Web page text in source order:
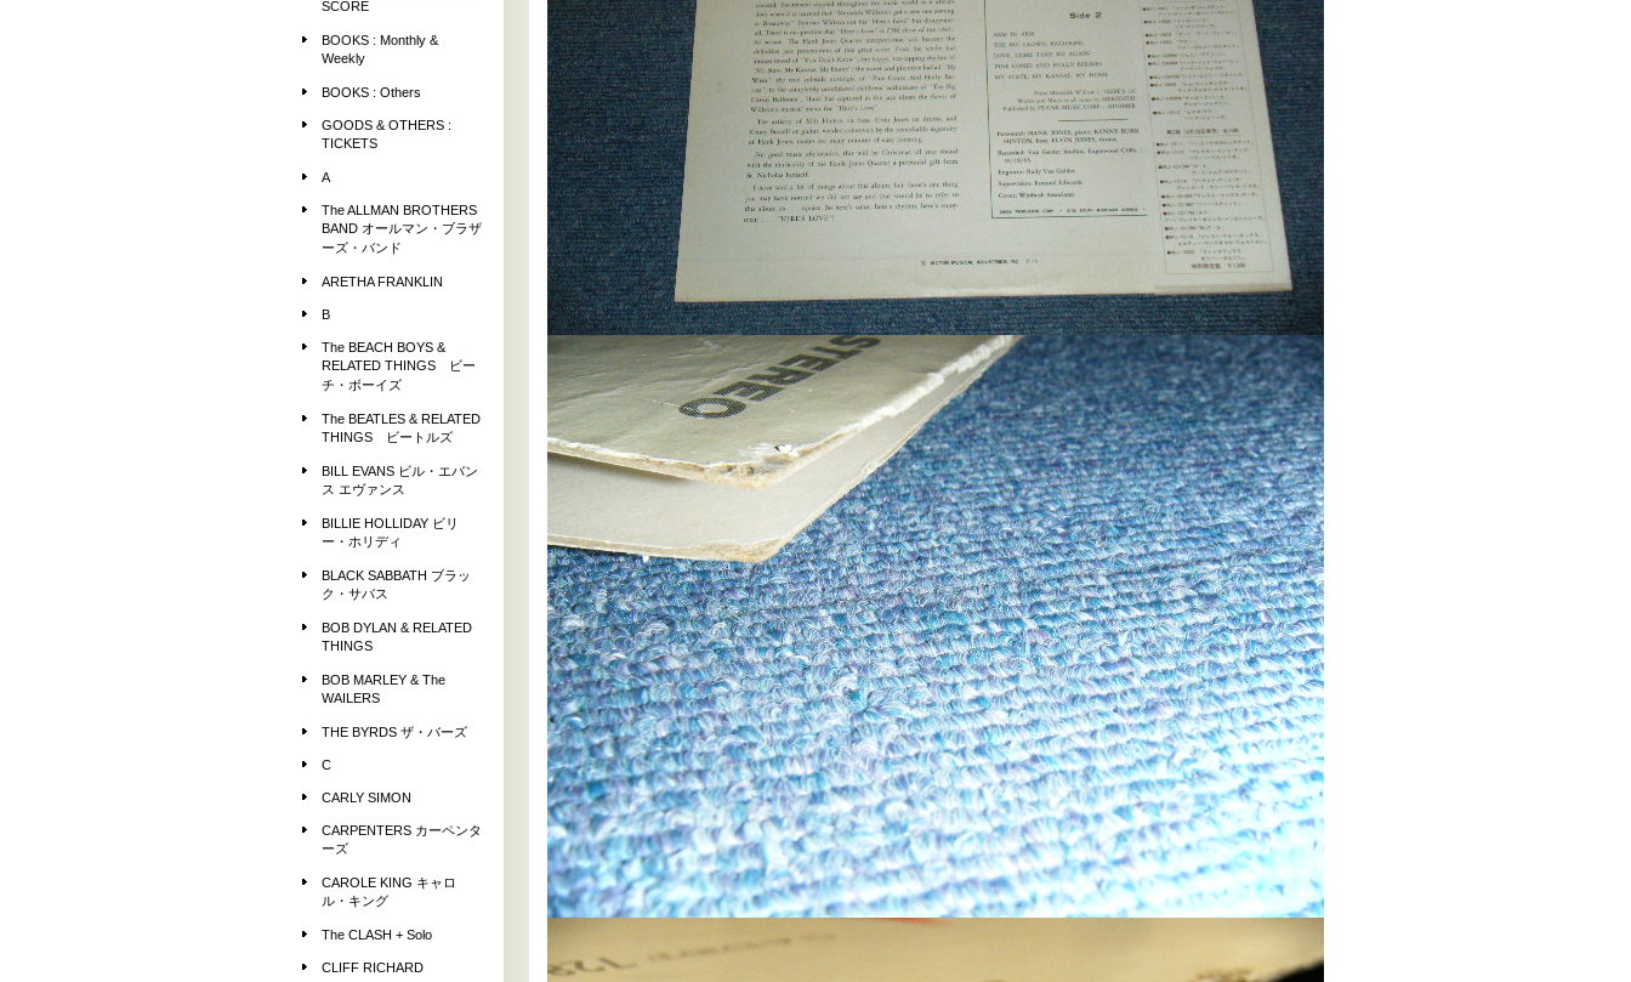
SCORE
BOOKS : Monthly &
Weekly
BOOKS : Others
GOODS & OTHERS :
TICKETS
A
The ALLMAN BROTHERS
BAND オールマン・ブラザ
ーズ・バンド
ARETHA FRANKLIN
B
The BEACH BOYS &
RELATED THINGS ビー
チ・ボーイズ
The BEATLES & RELATED
THINGS ビートルズ
BILL EVANS ビル・エバン
ス エヴァンス
BILLIE HOLLIDAY ビリ
ー・ホリディ
BLACK SABBATH ブラッ
ク・サバス
BOB DYLAN & RELATED
THINGS
BOB MARLEY & The
WAILERS
THE BYRDS ザ・バーズ
C
CARLY SIMON
CARPENTERS カーペンタ
ーズ
CAROLE KING キャロ
ル・キング
The CLASH + Solo
CLIFF RICHARD